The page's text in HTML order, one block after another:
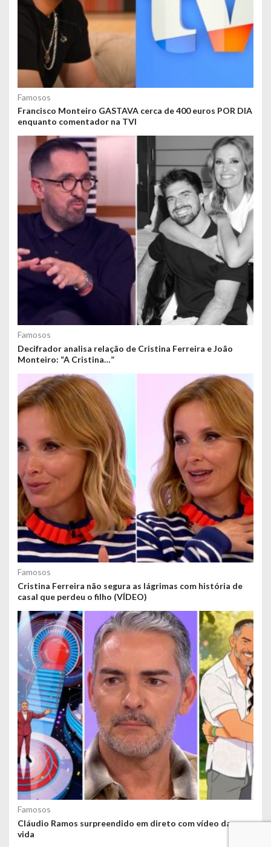
Famosos
Francisco Monteiro GASTAVA cerca de 400 euros POR DIA
enquanto comentador na TVI
Famosos
Decifrador analisa relação de Cristina Ferreira e João
Monteiro: “A Cristina…”
Famosos
Cristina Ferreira não segura as lágrimas com história de
casal que perdeu o filho (VÍDEO)
Famosos
Cláudio Ramos surpreendido em direto com vídeo da sua
vida